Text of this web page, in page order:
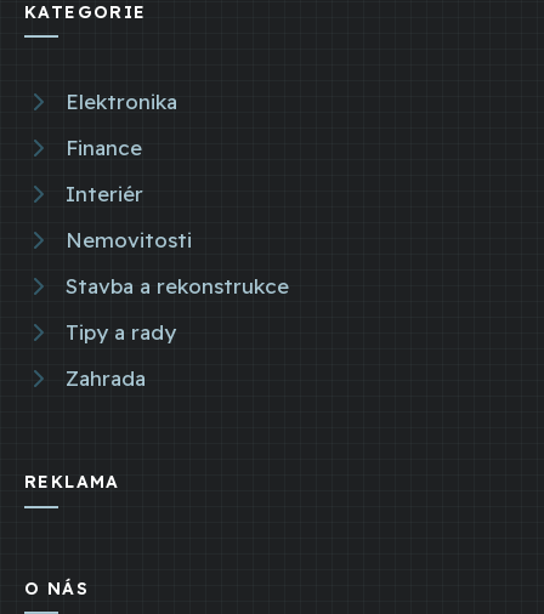
KATEGORIE
Elektronika
Finance
Interiér
Nemovitosti
Stavba a rekonstrukce
Tipy a rady
Zahrada
REKLAMA
O NÁS